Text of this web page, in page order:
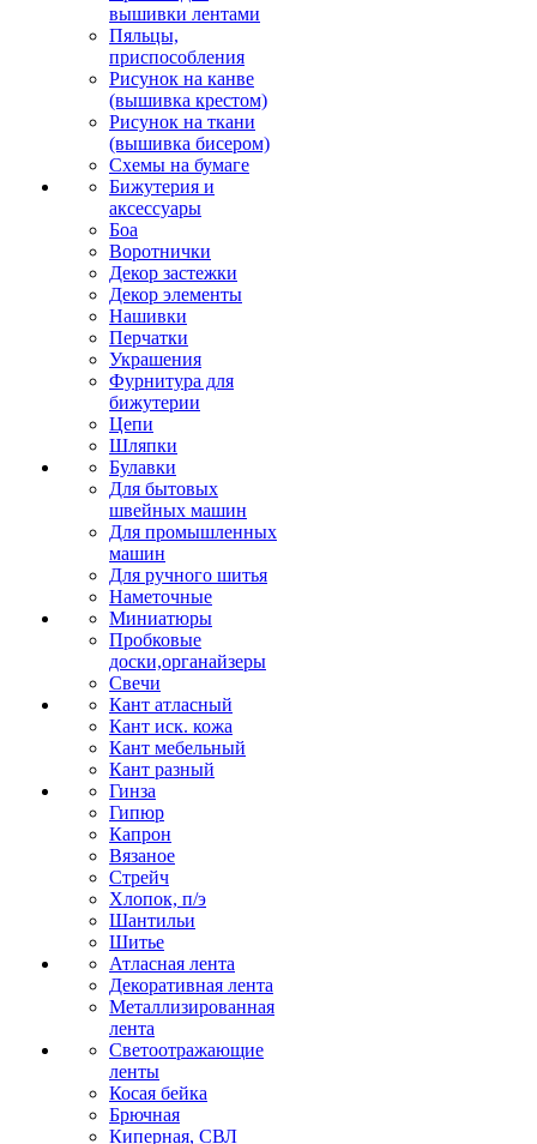
вышивки лентами
Пяльцы,
приспособления
Рисунок на канве
(вышивка крестом)
Рисунок на ткани
(вышивка бисером)
Схемы на бумаге
Бижутерия и
аксессуары
Боа
Воротнички
Декор застежки
Декор элементы
Нашивки
Перчатки
Украшения
Фурнитура для
бижутерии
Цепи
Шляпки
Булавки
Для бытовых
швейных машин
Для промышленных
машин
Для ручного шитья
Наметочные
Миниатюры
Пробковые
доски,органайзеры
Свечи
Кант атласный
Кант иск. кожа
Кант мебельный
Кант разный
Гинза
Гипюр
Капрон
Вязаное
Стрейч
Хлопок, п/э
Шантильи
Шитье
Атласная лента
Декоративная лента
Металлизированная
лента
Светоотражающие
ленты
Косая бейка
Брючная
Киперная, СВЛ